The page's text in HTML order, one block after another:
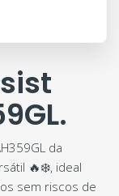
da
🔥❄️, ideal
sem riscos de